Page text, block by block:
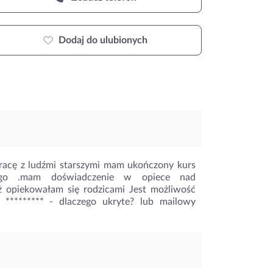
Dodaj do ulubionych
z ludźmi starszymi mam ukończony kurs
.mam doświadczenie w opiece nad
się rodzicami Jest możliwość
********* - dlaczego ukryte? lub mailowy